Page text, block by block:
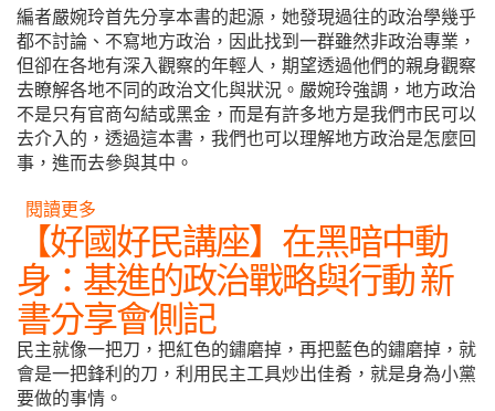
編者嚴婉玲首先分享本書的起源，她發現過往的政治學幾乎
都不討論、不寫地方政治，因此找到一群雖然非政治專業，
但卻在各地有深入觀察的年輕人，期望透過他們的親身觀察
去瞭解各地不同的政治文化與狀況。嚴婉玲強調，地方政治
不是只有官商勾結或黑金，而是有許多地方是我們市民可以
去介入的，透過這本書，我們也可以理解地方政治是怎麼回
事，進而去參與其中。
閱讀更多
年世代的提問、實踐與反思 新書分享會紀錄
【好國好民講座】在黑暗中動
身：基進的政治戰略與行動 新
書分享會側記
民主就像一把刀，把紅色的鏽磨掉，再把藍色的鏽磨掉，就
會是一把鋒利的刀，利用民主工具炒出佳肴，就是身為小黨
要做的事情。